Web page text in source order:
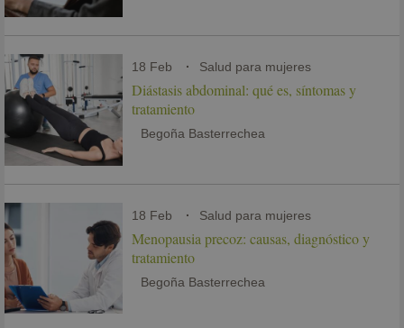
18 Feb Salud para mujeres
Diástasis abdominal: qué es, síntomas y
tratamiento
Begoña Basterrechea
18 Feb Salud para mujeres
Menopausia precoz: causas, diagnóstico y
tratamiento
Begoña Basterrechea